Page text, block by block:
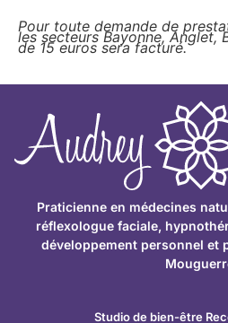
Pour toute demande de
les secteurs Bayonne, Anglet,
de 15 euros sera facturé.
Praticienne en médecines
réflexologue faciale,
développement personnel et
Studio de bien-être